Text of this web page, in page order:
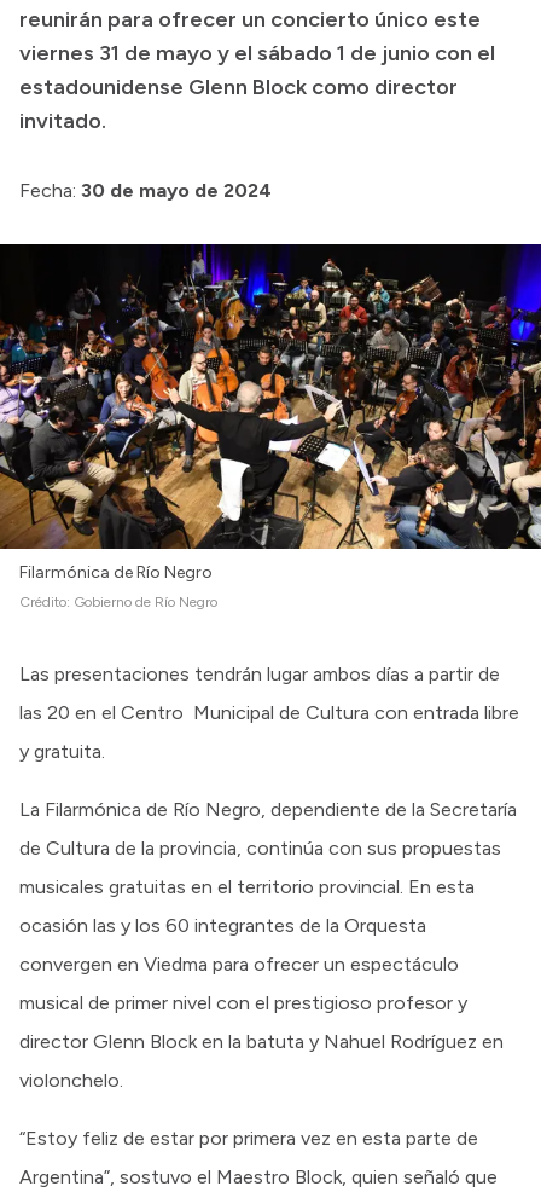
Compras y licitaciones
Consulta de expedientes
Consulta de pago a proveedores
Convocatorias
reunirán para ofrecer un concierto único este
viernes 31 de mayo y el sábado 1 de junio con el
estadounidense Glenn Block como director
invitado.
Fecha: 30 de mayo de 2024
Filarmónica de Río Negro
Crédito: Gobierno de Río Negro
Las presentaciones tendrán lugar ambos días a partir de
las 20 en el Centro Municipal de Cultura con entrada libre
y gratuita.
La Filarmónica de Río Negro, dependiente de la Secretaría
de Cultura de la provincia, continúa con sus propuestas
musicales gratuitas en el territorio provincial. En esta
ocasión las y los 60 integrantes de la Orquesta
convergen en Viedma para ofrecer un espectáculo
musical de primer nivel con el prestigioso profesor y
director Glenn Block en la batuta y Nahuel Rodríguez en
violonchelo.
“Estoy feliz de estar por primera vez en esta parte de
Argentina”, sostuvo el Maestro Block, quien señaló que